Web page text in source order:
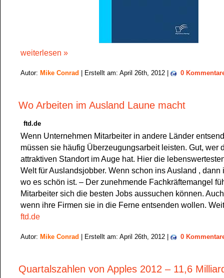
weiterlesen »
Autor: Mike Conrad | Erstellt am: April 26th, 2012 | 0
Wo Arbeiten im Ausland Laune macht
ftd.de
Wenn Unternehmen Mitarbeiter in andere Länder
müssen sie häufig Überzeugungsarbeit leisten. Gut, wer
attraktiven Standort im Auge hat. Hier die
Welt für Auslandsjobber. Wenn schon ins Ausland , dann
wo es schön ist. – Der zunehmende Fachkräftemangel
Mitarbeiter sich die besten Jobs aussuchen können.
wenn ihre Firmen sie in die Ferne entsenden wollen.
ftd.de
Autor: Mike Conrad | Erstellt am: April 26th, 2012 | 0
Quartalszahlen von Apples 2012 – 11,6